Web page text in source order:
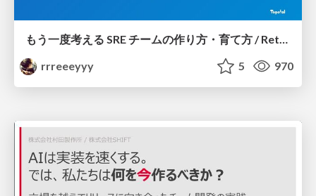
rrreeeyyy
5 970